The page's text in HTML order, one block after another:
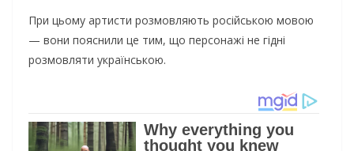
При цьому артисти розмовляють російською мовою
— вони пояснили це тим, що персонажі не гідні
розмовляти українською.